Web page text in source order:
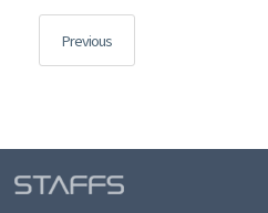
내비게이션
Previous
post: